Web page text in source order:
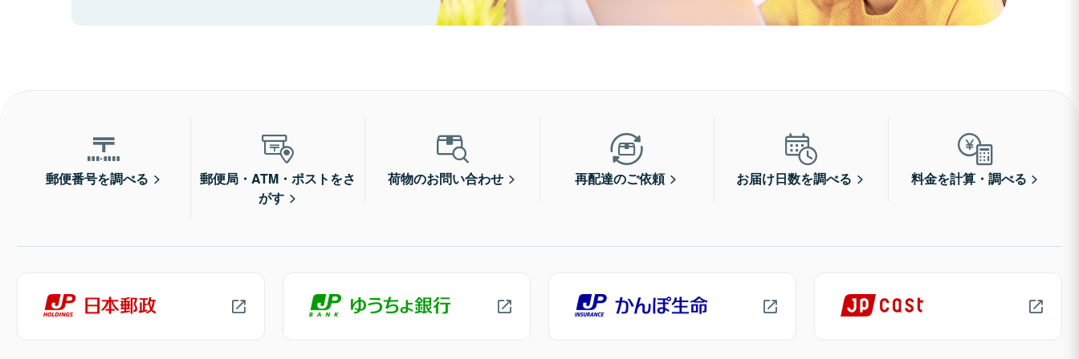
郵便番号を調べる
郵便局・ATM・ポストをさ
がす
荷物のお問い合わせ 再配達のご依頼 お届け日数を調べる 料金を計算・調べる